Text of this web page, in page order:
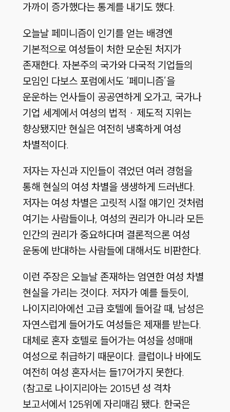
가까이 증가했다는 통계를 내기도 했다.
오늘날 페미니즘이 인기를 얻는 배경엔
기본적으로 여성들이 처한 모순된 처지가
존재한다. 자본주의 국가와 다국적 기업들의
모임인 다보스 포럼에서도 ‘페미니즘’을
운운하는 언사들이 공공연하게 오가고, 국가나
기업 세계에서 여성의 법적 · 제도적 지위는
향상됐지만 현실은 여전히 냉혹하게 여성
차별적이다.
저자는 자신과 지인들이 겪었던 여러 경험을
통해 현실의 여성 차별을 생생하게 드러낸다.
저자는 여성 차별은 고릿적 시절 얘기인 것처럼
여기는 사람들이나, 여성의 권리가 아니라 모든
인간의 권리가 중요하다며 결론적으론 여성
운동에 반대하는 사람들에 대해서도 비판한다.
이런 주장은 오늘날 존재하는 엄연한 여성 차별
현실을 가리는 것이다. 저자가 예를 들듯이,
나이지리아에선 고급 호텔에 들어갈 때, 남성은
자연스럽게 들어가도 여성들은 제재를 받는다.
대체로 혼자 호텔로 들어가는 여성을 성매매
여성으로 취급하기 때문이다. 클럽이나 바에도
여전히 여성 혼자서는 들17어가지 못한다.
(참고로 나이지리아는 2015년 성 격차
보고서에서 125위에 자리매김 됐다. 한국은